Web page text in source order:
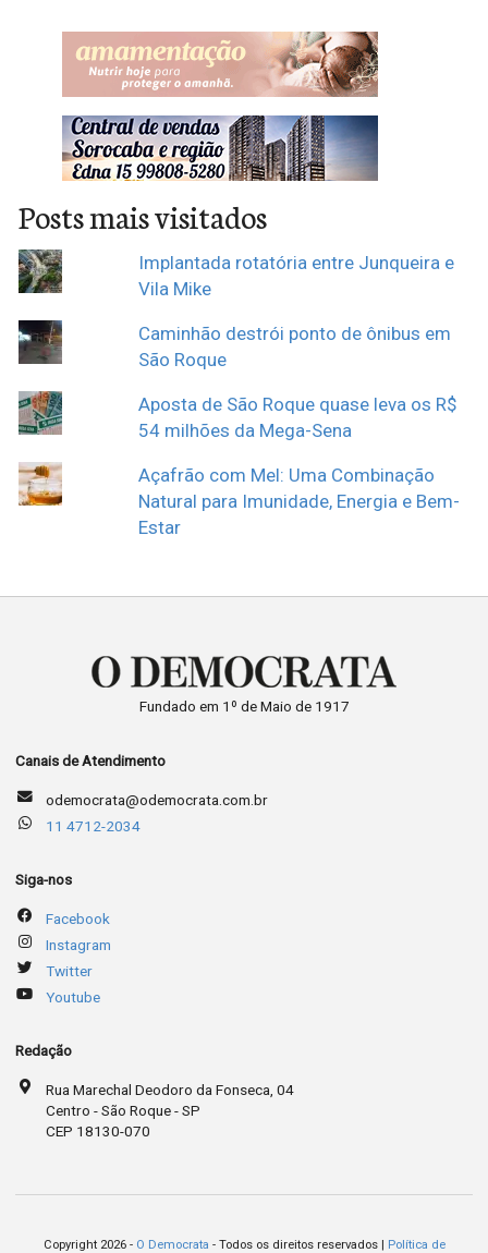
Posts mais visitados
Implantada rotatória entre Junqueira e
Vila Mike
Caminhão destrói ponto de ônibus em
São Roque
Aposta de São Roque quase leva os R$
54 milhões da Mega-Sena
Açafrão com Mel: Uma Combinação
Natural para Imunidade, Energia e Bem-
Estar
Fundado em 1º de Maio de 1917
Canais de Atendimento
odemocrata@odemocrata.com.br
11 4712-2034
Siga-nos
Facebook
Instagram
Twitter
Youtube
Redação
Rua Marechal Deodoro da Fonseca, 04
Centro - São Roque - SP
CEP 18130-070
Copyright 2026 - O Democrata - Todos os direitos reservados | Política de